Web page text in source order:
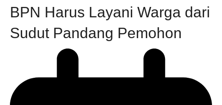
BPN Harus Layani Warga dari
Sudut Pandang Pemohon